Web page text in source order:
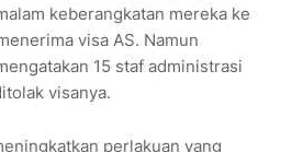
keberangkatan mereka ke
visa AS. Namun
15 staf administrasi
visanya.
perlakuan yang